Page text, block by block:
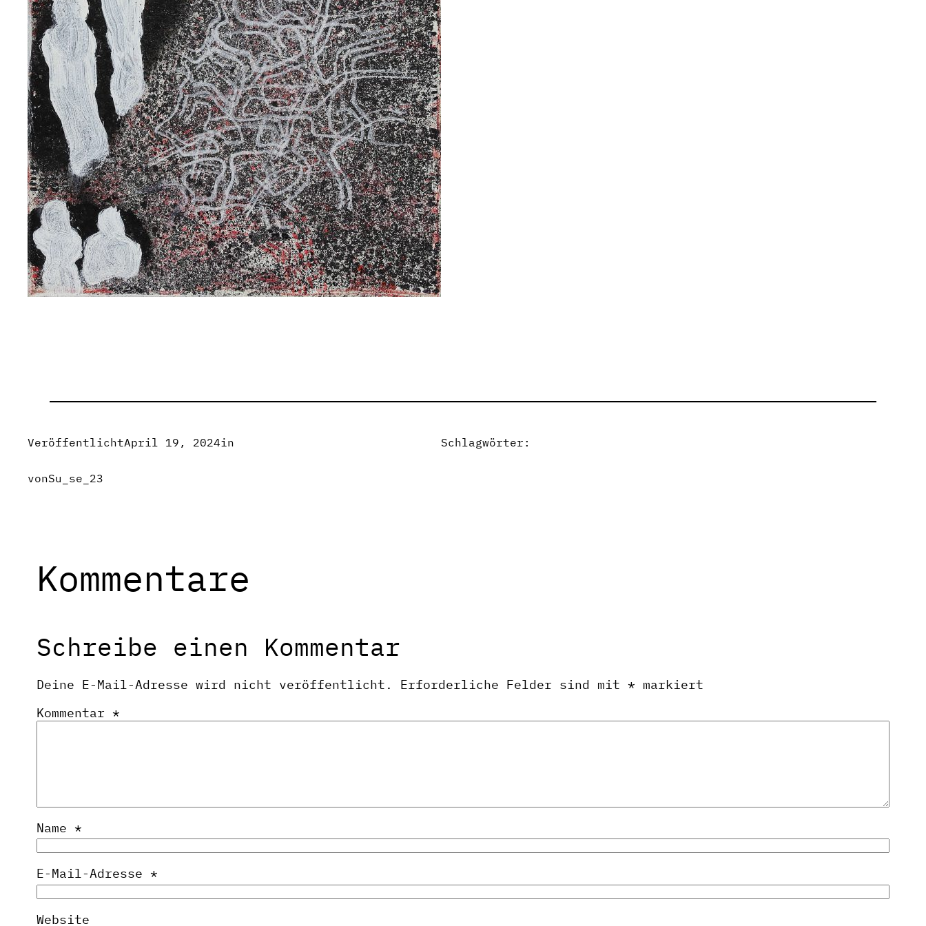
VeröffentlichtApril 19, 2024in
vonSu_se_23
Schlagwörter:
Kommentare
Schreibe einen Kommentar
Deine E-Mail-Adresse wird nicht veröffentlicht. Erforderliche Felder sind mit * markiert
Kommentar *
Name *
E-Mail-Adresse *
Website